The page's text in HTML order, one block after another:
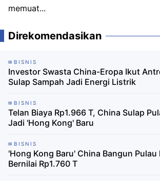
memuat...
Direkomendasikan
BISNIS
Investor Swasta China-Eropa Ikut
Sulap Sampah Jadi Energi Listrik
BISNIS
Telan Biaya Rp1.966 T, China Sulap
Jadi 'Hong Kong' Baru
BISNIS
'Hong Kong Baru' China Bangun Pulau
Bernilai Rp1.760 T